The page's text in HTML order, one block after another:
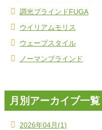
調光ブラインドFUGA
ウイリアムモリス
ウェーブスタイル
ノーマンブラインド
月別アーカイブ一覧
2026年04月(1)